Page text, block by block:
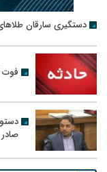
دستگیری سارقان
فوت کودک ۷ ساله